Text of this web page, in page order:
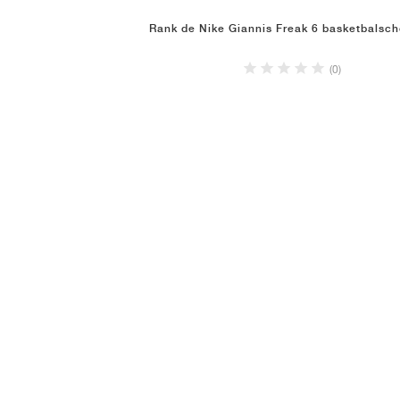
Rank de Nike Giannis Freak 6
(0)